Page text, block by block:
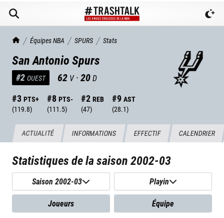
TrashTalk Actu NBA
Équipes NBA SPURS Stats
San Antonio Spurs
#2 OUEST 62 V ·20D
#3 PTS+
(119.8)
#8 PTS-
(111.5)
#2 REB
(47)
#9 AST
(28.1)
ACTUALITÉ INFORMATIONS EFFECTIF CALENDRIER
Statistiques de la saison2002-03
Saison 2002-03 Playin
Joueurs Équipe